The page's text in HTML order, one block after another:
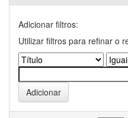
Adicionar filtros:
Utilizar filtros para refinar o